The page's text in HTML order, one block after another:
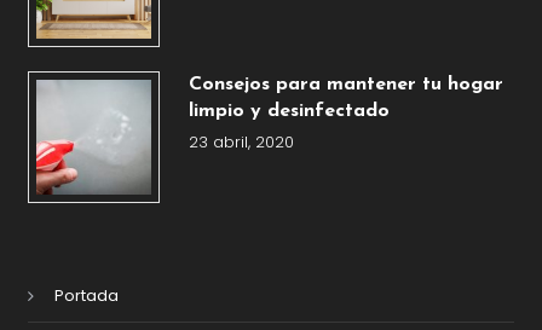
Consejos para mantener tu hogar
limpio y desinfectado
23 abril, 2020
Portada